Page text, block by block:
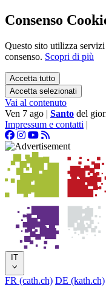
Consenso
Questo sito utilizza
consenso. Scopri di più
Accetta tutto
Accetta selezionati
Vai al contenuto
Ven 7 ago | Santo del
Impressum e contatti |
IT
FR (cath.ch) DE (kath.ch)